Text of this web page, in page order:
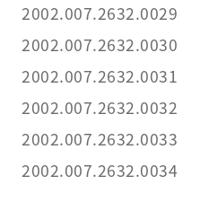
2002.007.2632.0029
2002.007.2632.0030
2002.007.2632.0031
2002.007.2632.0032
2002.007.2632.0033
2002.007.2632.0034